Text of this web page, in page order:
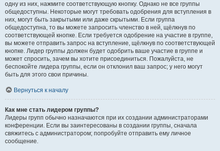
одну из них, нажмите соответствующую кнопку. Однако не все группы
общедоступны. Некоторые могут требовать одобрения для вступления в
них, могут быть закрытыми или даже скрытыми. Если группа
общедоступна, то вы можете запросить членство в ней, щёлкнув по
соответствующей кнопке. Если требуется одобрение на участие в группе,
вы можете отправить запрос на вступление, щёлкнув по соответствующей
кнопке. Лидер группы должен будет одобрить ваше участие в группе и
может спросить, зачем вы хотите присоединиться. Пожалуйста, не
беспокойте лидера группы, если он отклонил ваш запрос; у него могут
быть для этого свои причины.
Вернуться к началу
Как мне стать лидером группы?
Лидеры групп обычно назначаются при их создании администраторами
конференции. Если вы заинтересованы в создании группы, сначала
свяжитесь с администратором; попробуйте отправить ему личное
сообщение.